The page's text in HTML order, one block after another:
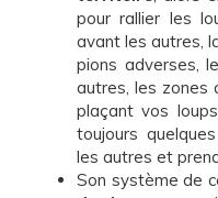
pour rallier les
avant les autres,
pions adverses,
autres, les zones
plaçant vos
toujours
les autres et
Son système de